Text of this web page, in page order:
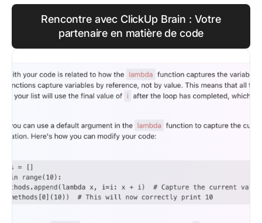
Rencontre avec ClickUp Brain : Votre
partenaire en matière de code